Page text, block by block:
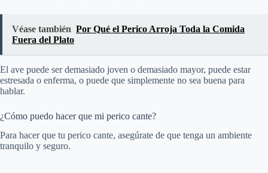
Véase también Por Qué el Perico Arroja Toda la Comida
Fuera del Plato
El ave puede ser demasiado joven o demasiado mayor, puede estar
estresada o enferma, o puede que simplemente no sea buena para
hablar.
¿Cómo puedo hacer que mi perico cante?
Para hacer que tu perico cante, asegúrate de que tenga un ambiente
tranquilo y seguro.